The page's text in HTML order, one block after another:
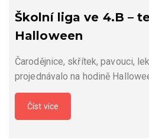
Školní liga ve 4.B –
Halloween
Čarodějnice, skřítek, pavouci,
projednávalo na hodině
Číst více